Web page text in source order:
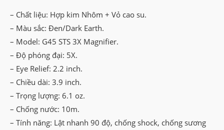
– Chất liệu: Hợp kim Nhôm + Vỏ cao su.
– Màu sắc: Đen/Dark Earth.
– Model: G45 STS 3X Magnifier.
– Độ phóng đại: 5X.
– Eye Relief: 2.2 inch.
– Chiều dài: 3.9 inch.
– Trọng lượng: 6.1 oz.
– Chống nước: 10m.
– Tính năng: Lật nhanh 90 độ, chống shock, chống sương